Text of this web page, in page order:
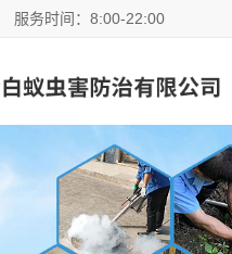
服务时间：8:00-22:00